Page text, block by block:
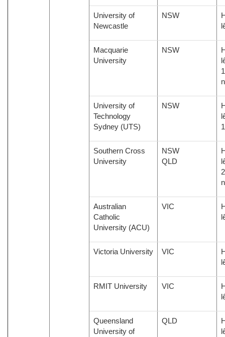
University of
Newcastle
NSW
Macquarie
University
NSW
University of
Technology
Sydney (UTS)
NSW
Southern Cross
University
NSW
QLD
Australian
Catholic
University (ACU)
VIC
Victoria University VIC
RMIT University VIC
Queensland
University of
QLD